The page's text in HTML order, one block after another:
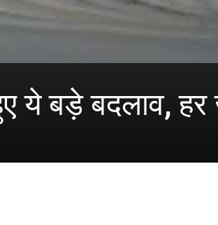
बड़े बदलाव, हर